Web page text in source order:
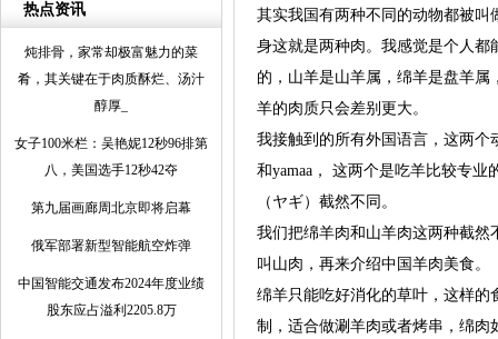
热点资讯
炖排骨，家常却极富魅力的菜
肴，其关键在于肉质酥烂、汤汁
醇厚_
女子100米栏：吴艳妮12秒96排第
八，美国选手12秒42夺
第九届画廊周北京即将启幕
俄军部署新型智能航空炸弹
中国智能交通发布2024年度业绩
股东应占溢利2205.8万
其实我国有两种不同的动物都被叫
身这就是两种肉。我感觉是个人
的，山羊是山羊属，绵羊是盘羊
羊的肉质只会差别更大。
我接触到的所有外国语言，这两个
和yamaa， 这两个是吃羊比较专
（ヤギ）截然不同。
我们把绵羊肉和山羊肉这两种截
叫山肉，再来介绍中国羊肉美食。
绵羊只能吃好消化的草叶，这样
制，适合做涮羊肉或者烤串，绵